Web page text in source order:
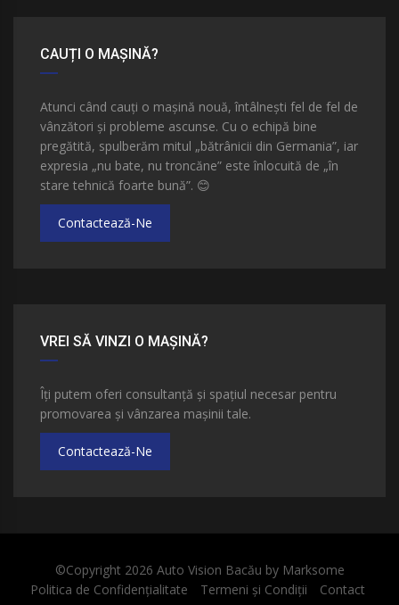
CAUȚI O MAȘINĂ?
Atunci când cauți o mașină nouă, întâlnești fel de fel de
vânzători și probleme ascunse. Cu o echipă bine
pregătită, spulberăm mitul „bătrânicii din Germania”, iar
expresia „nu bate, nu troncăne” este înlocuită de „în
stare tehnică foarte bună”. 😊
Contactează-Ne
VREI SĂ VINZI O MAȘINĂ?
Îți putem oferi consultanță și spațiul necesar pentru
promovarea și vânzarea mașinii tale.
Contactează-Ne
©Copyright 2026 Auto Vision Bacău by Marksome
Politica de Confidențialitate
Termeni și Condiții Contact